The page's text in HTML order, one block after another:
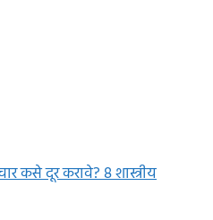
कसे दूर करावे? 8 शास्त्रीय